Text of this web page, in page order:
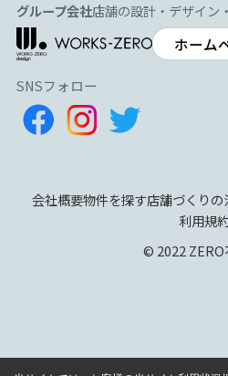
グループ会社店舗の設計・デザイン
ホーム
SNSフォロー
会社概要物件を探す店舗づくりの
利用規
© 2022 ZERO